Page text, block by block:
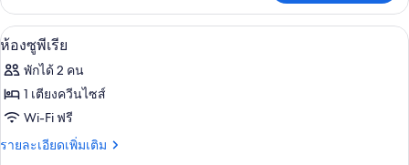
เกี่ยว
กับ
Riverview
Studio
Suite
เปิด
ภาพถ่าย
ทั้งหมด
ของ
ห้อง
เครื่องนอนระดับพรีเมียม, มินิบาร์, ตู้นิ
5
ห้องซูพีเรีย
พักได้ 2 คน
1 เตียงควีนไซส์
Wi-Fi ฟรี
รายละเอียดเพิ่มเติม
ราย